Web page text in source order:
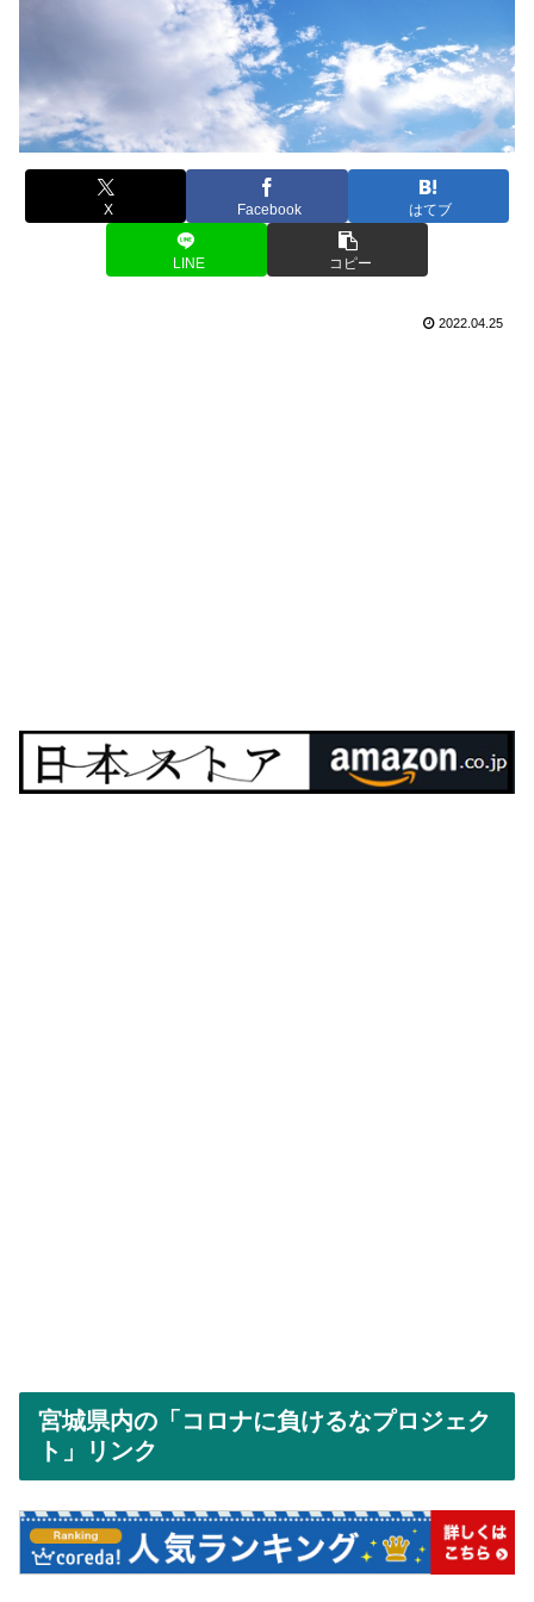
X Facebook はてブ
LINE コピー
2022.04.25
宮城県内の「コロナに負けるなプロジェク
ト」リンク